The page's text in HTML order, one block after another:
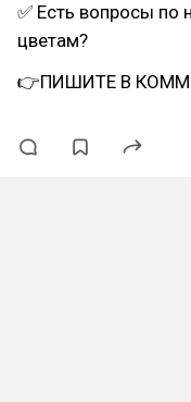
✅ Есть вопросы
цветам?
👉ПИШИТЕ В